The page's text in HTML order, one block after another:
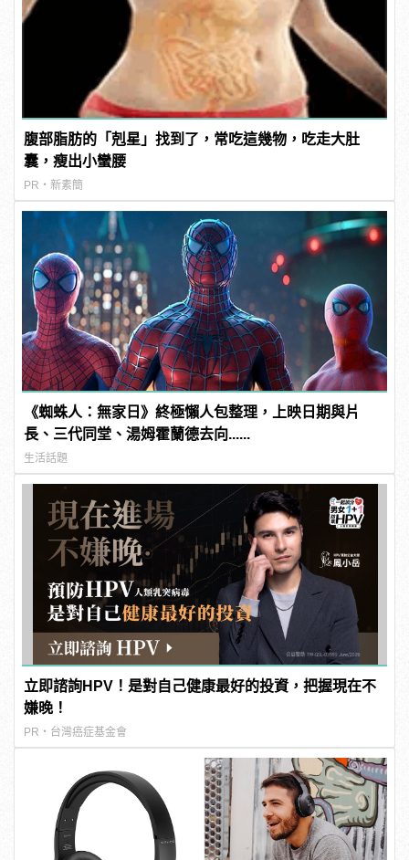
腹部脂肪的「剋星」找到了，常吃這幾物，吃走大肚
囊，瘦出小蠻腰
PR・新素簡
《蜘蛛人：無家日》終極懶人包整理，上映日期與片
長、三代同堂、湯姆霍蘭德去向......
生活話題
立即諮詢HPV！是對自己健康最好的投資，把握現在不
嫌晚！
PR・台灣癌症基金會